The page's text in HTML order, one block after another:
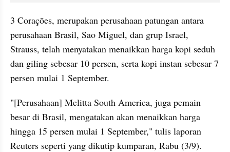
3 Corações, merupakan perusahaan patungan antara
perusahaan Brasil, Sao Miguel, dan grup Israel,
Strauss, telah menyatakan menaikkan harga kopi seduh
dan giling sebesar 10 persen, serta kopi instan sebesar 7
persen mulai 1 September.
"[Perusahaan] Melitta South America, juga pemain
besar di Brasil, mengatakan akan menaikkan harga
hingga 15 persen mulai 1 September," tulis laporan
Reuters seperti yang dikutip kumparan, Rabu (3/9).